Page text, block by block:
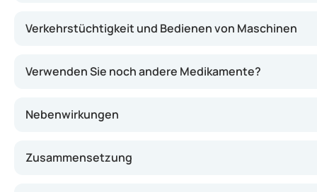
Verkehrstüchtigkeit und Bedienen von Maschinen
Verwenden Sie noch andere Medikamente?
Nebenwirkungen
Zusammensetzung